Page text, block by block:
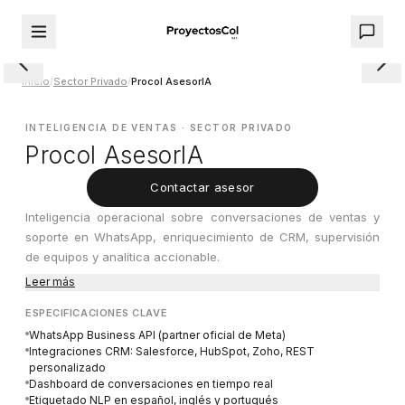
Inicio/Sector Privado/Procol AsesorIA
INTELIGENCIA DE VENTAS ·SECTOR PRIVADO
Procol AsesorIA
Contactar asesor
Inteligencia operacional sobre conversaciones de ventas y
soporte en WhatsApp, enriquecimiento de CRM, supervisión
de equipos y analítica accionable.
Leer más
ESPECIFICACIONES CLAVE
WhatsApp Business API (partner oficial de Meta)
Integraciones CRM: Salesforce, HubSpot, Zoho, REST
personalizado
Dashboard de conversaciones en tiempo real
Etiquetado NLP en español, inglés y portugués